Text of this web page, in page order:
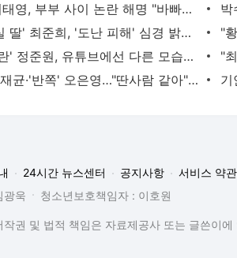
유진♥기태영, 부부 사이 논란 해명 "바빠서 지쳤었다"
'故최진실 딸' 최준희, '도난 피해' 심경 밝혔다…"잡히면 가만 안 둬"
'태도 논란' 정준원, 유튜브에선 다른 모습…"난 안 되는 놈인가 생각" [엑's 이슈]
'야윈' 황재균·'반쪽' 오은영…"딴사람 같아" 측근도 놀란 감량법 뭐길래 [엑's 이슈]
24시간 뉴스센터 공지사항
서비스 약
광욱
청소년보호책임자 : 이호원
작권 및 법적 책임은 자료제공사 또는 글쓴이